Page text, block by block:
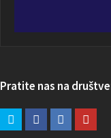
Pratite nas na